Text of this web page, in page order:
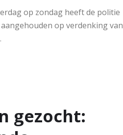
op zondag heeft de politie
op verdenking van
gezocht: